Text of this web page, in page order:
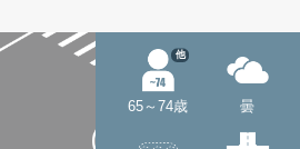
65～74歳
他
曇